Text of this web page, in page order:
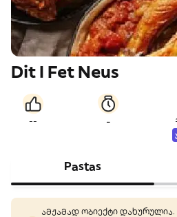
Dit I Fet Neus
-- -
Pastas
ამჟამად ობიექტი დახურულია.